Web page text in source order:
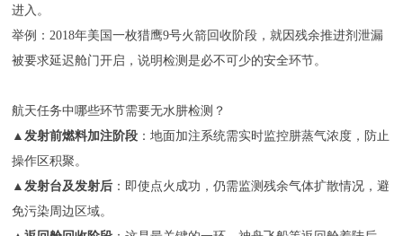
进入。
举例：2018年美国一枚猎鹰9号火箭回收阶段，就因残余推进剂泄漏
被要求延迟舱门开启，说明检测是必不可少的安全环节。
航天任务中哪些环节需要无水肼检测？
▲发射前燃料加注阶段 ：地面加注系统需实时监控肼蒸气浓度，防止
操作区积聚。
▲发射台及发射后 ：即使点火成功，仍需监测残余气体扩散情况，避
免污染周边区域。